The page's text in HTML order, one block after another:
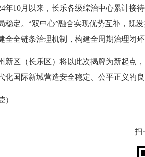
10月以来，长乐各级综治中心累计接待
稳定。“双中心”融合实现优势互补，既
全全链条治理机制，构建全周期治理闭
区（长乐区）将以此次揭牌为新起点，
化国际新城营造安全稳定、公平正义的良
扫